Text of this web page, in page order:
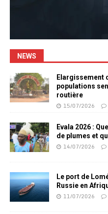
NEWS
Elargissement
populations
routière
15/07/2026
Evala 2026 :
de plumes et
14/07/2026
Le port de
Russie en
11/07/2026